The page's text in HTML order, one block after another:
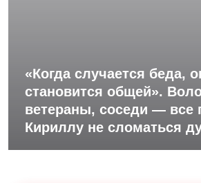
«Когда случается беда,
становится общей».
ветераны, соседи — все
Кириллу не сломаться